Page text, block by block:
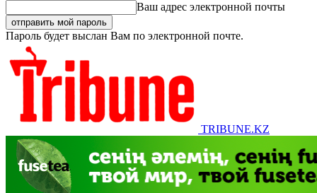
Ваш адрес электронной почты
Пароль будет выслан Вам по электронной почте.
TRIBUNE.KZ